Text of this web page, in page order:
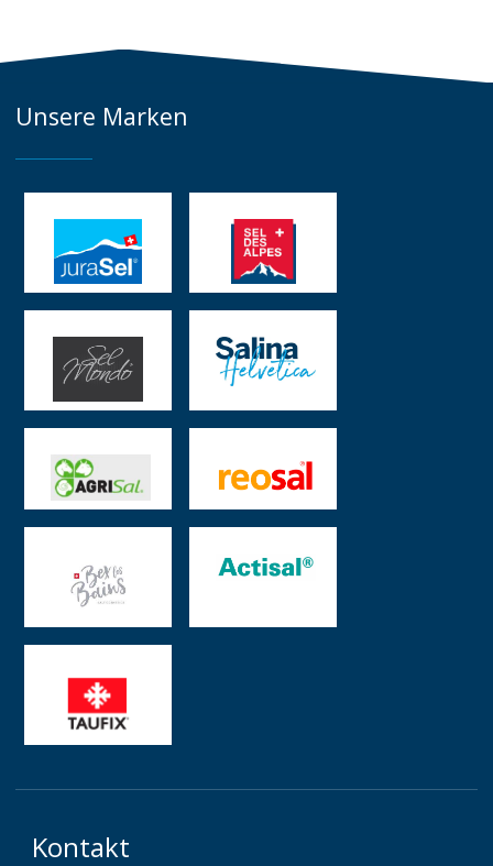
Unsere Marken
Kontakt